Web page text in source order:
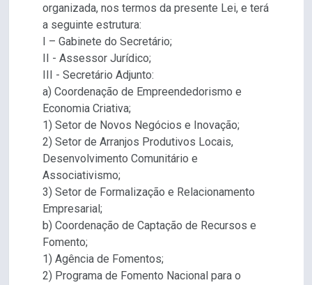
organizada, nos termos da presente Lei, e terá
a seguinte estrutura:
I – Gabinete do Secretário;
II - Assessor Jurídico;
III - Secretário Adjunto:
a) Coordenação de Empreendedorismo e
Economia Criativa;
1) Setor de Novos Negócios e Inovação;
2) Setor de Arranjos Produtivos Locais,
Desenvolvimento Comunitário e
Associativismo;
3) Setor de Formalização e Relacionamento
Empresarial;
b) Coordenação de Captação de Recursos e
Fomento;
1) Agência de Fomentos;
2) Programa de Fomento Nacional para o